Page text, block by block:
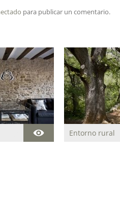
para publicar un comentario.
Entorno rural